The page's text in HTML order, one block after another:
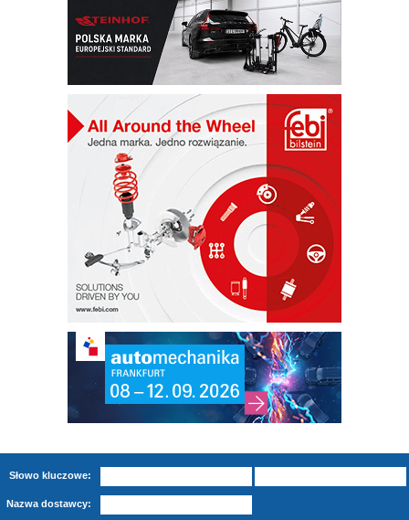
Słowo kluczowe:
Nazwa dostawcy: